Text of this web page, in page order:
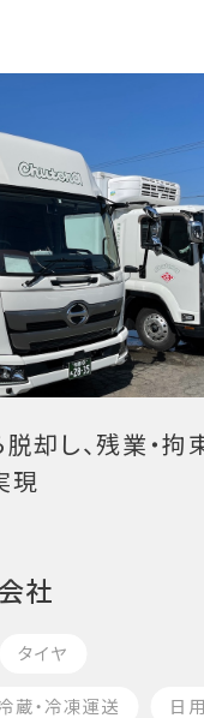
却し、残業・拘
現
社
タイヤ
蔵・冷凍運送 日